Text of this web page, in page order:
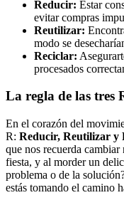
Reducir: Estar
evitar compras
Reutilizar:
modo se
Reciclar:
procesados
La regla de las tres
En el corazón del
R: Reducir, Reutilizar y
que nos recuerda cambiar
fiesta, y al morder un
problema o de la
estás tomando el camino